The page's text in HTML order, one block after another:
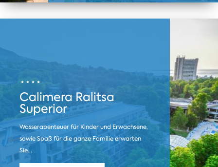
Calimera Ralitsa
Superior
Wasserabenteuer für Kinder und Erwachsene,
sowie Spaß für die ganze Familie erwarten
Sie...